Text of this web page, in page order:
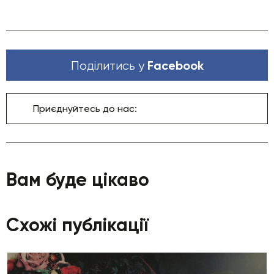
Поділитись у Facebook
Приєднуйтесь до нас:
Вам буде цікаво
Схожі публікації